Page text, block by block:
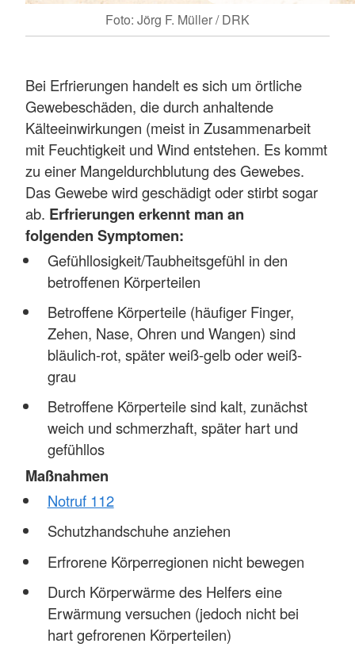
Foto: Jörg F. Müller / DRK
Bei Erfrierungen handelt es sich um örtliche
Gewebeschäden, die durch anhaltende
Kälteeinwirkungen (meist in Zusammenarbeit
mit Feuchtigkeit und Wind entstehen. Es kommt
zu einer Mangeldurchblutung des Gewebes.
Das Gewebe wird geschädigt oder stirbt sogar
ab. Erfrierungen erkennt man an
folgenden Symptomen:
Gefühllosigkeit/Taubheitsgefühl in den
betroffenen Körperteilen
Betroffene Körperteile (häufiger Finger,
Zehen, Nase, Ohren und Wangen) sind
bläulich-rot, später weiß-gelb oder weiß-
grau
Betroffene Körperteile sind kalt, zunächst
weich und schmerzhaft, später hart und
gefühllos
Maßnahmen
Notruf 112
Schutzhandschuhe anziehen
Erfrorene Körperregionen nicht bewegen
Durch Körperwärme des Helfers eine
Erwärmung versuchen (jedoch nicht bei
hart gefrorenen Körperteilen)